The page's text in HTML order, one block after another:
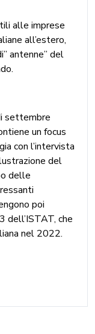
alle imprese
all’estero,
antenne” del
settembre
un focus
con l’intervista
del
delle
poi
che
nel 2022.